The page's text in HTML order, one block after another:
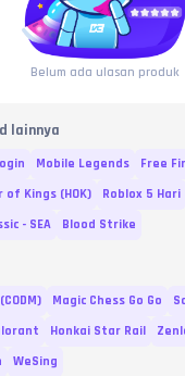
Belum ada ulasan produk
lainnya
Mobile Legends Free
of Kings (HOK) Roblox 5 Hari
- SEA
Blood Strike
Magic Chess Go Go
Honkai Star Rail
WeSing